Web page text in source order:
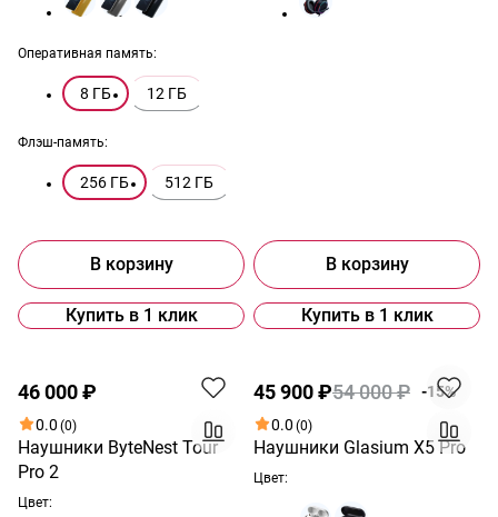
Оперативная память:
8 ГБ 12 ГБ
Флэш-память:
256 ГБ 512 ГБ
В корзину
Купить в 1 клик
В корзину
Купить в 1 клик
46 000 ₽
0.0 (0)
Наушники ByteNest Tour
Pro 2
Цвет:
Акция
45 900 ₽54 000 ₽
-15%
0.0 (0)
Наушники Glasium X5 Pro
Цвет: